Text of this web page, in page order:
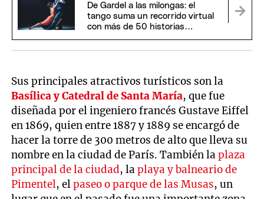
De Gardel a las milongas: el
tango suma un recorrido virtual
con más de 50 historias
Sus principales atractivos turísticos son la
Basílica y Catedral de Santa María, que fue
diseñada por el ingeniero francés Gustave Eiffel
en 1869, quien entre 1887 y 1889 se encargó de
hacer la torre de 300 metros de alto que lleva su
nombre en la ciudad de París. También laplaza
principal de la ciudad, laplaya y balneario de
Pimentel, elpaseo o parque de las Musas, un